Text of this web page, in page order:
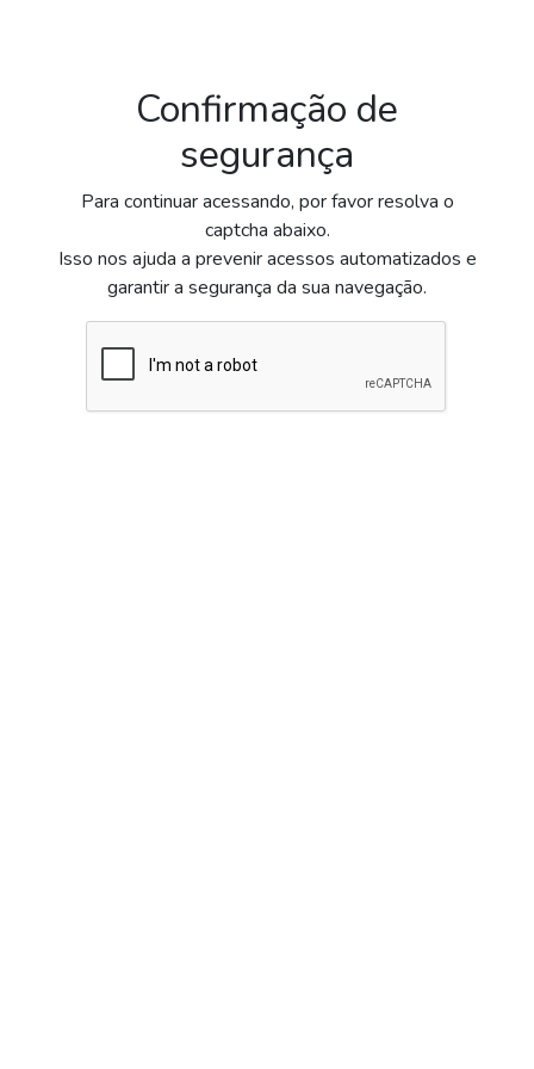
Confirmação de
segurança
Para continuar acessando, por favor resolva o
captcha abaixo.
Isso nos ajuda a prevenir acessos automatizados e
garantir a segurança da sua navegação.